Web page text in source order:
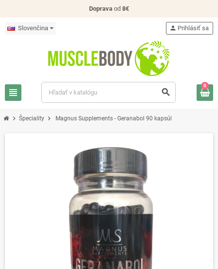
Doprava od 8€
Slovenčina
view_headline search
person Prihlásiť sa
0
chevron_right Špeciality chevron_right Magnus Supplements - Geranabol 90 kapsúl